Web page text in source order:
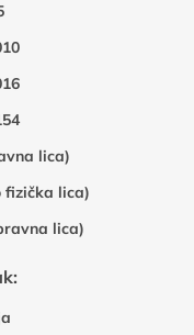
lica)
fizička lica)
lica)